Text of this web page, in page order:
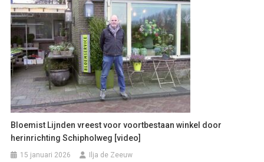
Bloemist Lijnden vreest voor voortbestaan winkel door
herinrichting Schipholweg [video]
15 januari 2026 Ilja de Zeeuw